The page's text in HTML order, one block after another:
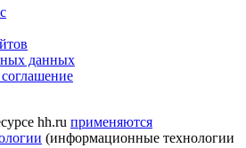
данных
hh.ru применяются
(информационные технологии